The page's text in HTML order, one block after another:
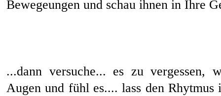
Bewegeungen und schau ihnen in Ihre
...dann versuche... es zu vergessen,
Augen und fühl es.... lass den